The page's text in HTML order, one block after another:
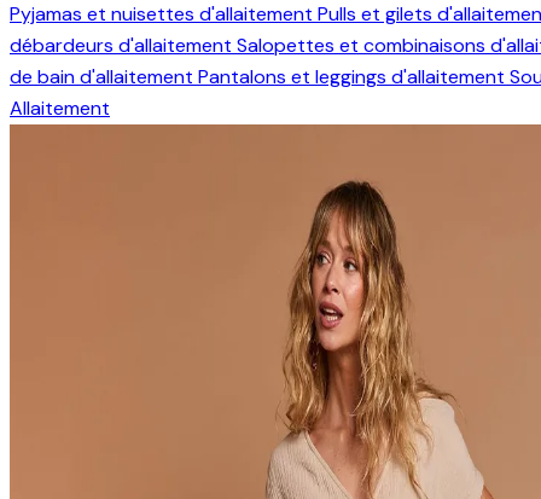
Pyjamas et nuisettes d'allaitement Pulls et gilets
débardeurs d'allaitement Salopettes et combinaisons
de bain d'allaitement Pantalons et leggings d'allaitement
Allaitement